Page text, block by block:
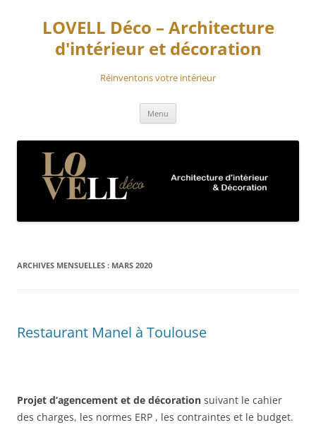
contenuLOVELL Déco – Architecture
d'intérieur et décoration
Réinventons votre intérieur
Menu
ARCHIVES MENSUELLES : MARS 2020
Restaurant Manel à Toulouse
Projet d’agencement et de décoration suivant le cahier
des charges, les normes ERP , les contraintes et le budget.